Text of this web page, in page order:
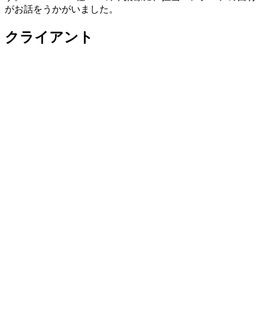
がお話をうかがいました。
クライアント